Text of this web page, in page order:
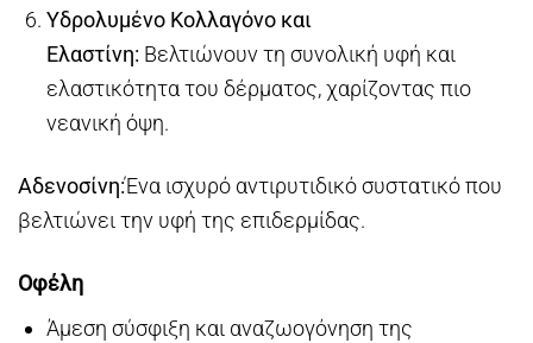
Υδρολυμένο Κολλαγόνο και
Ελαστίνη: Βελτιώνουν τη συνολική υφή και
ελαστικότητα του δέρματος, χαρίζοντας πιο
νεανική όψη.
Αδενοσίνη:Ένα ισχυρό αντιρυτιδικό συστατικό που
βελτιώνει την υφή της επιδερμίδας.
Οφέλη
Άμεση σύσφιξη και αναζωογόνηση της